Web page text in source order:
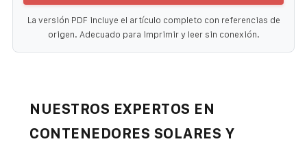
La versión PDF incluye el artículo completo con referencias de
origen. Adecuado para imprimir y leer sin conexión.
NUESTROS EXPERTOS EN
CONTENEDORES SOLARES Y